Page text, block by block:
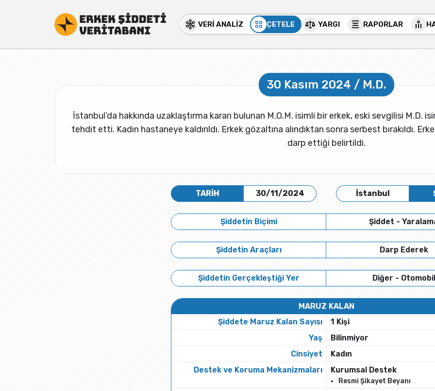
VERİ ANALİZ ÇETELE YARGI RAPORLAR
30 Kasım 2024 / M.D.
İstanbul’da hakkında uzaklaştırma kararı bulunan M.O.M. isimli bir erkek, eski sevgilisi M.D.
tehdit etti. Kadın hastaneye kaldırıldı. Erkek gözaltına alındıktan sonra serbest bırakıldı.
darp ettiği belirtildi.
TARİH 30/11/2024 İstanbul
Şiddetin Biçimi Şiddet -
Şiddetin Araçları Darp Ederek
Şiddetin Gerçekleştiği Yer Diğer - Otomobil
MARUZ KALAN
Şiddete Maruz Kalan Sayısı
1 Kişi
Yaş
Bilinmiyor
Cinsiyet
Kadın
Destek ve Koruma Mekanizmaları
Kurumsal Destek
Resmi Şikayet Beyanı